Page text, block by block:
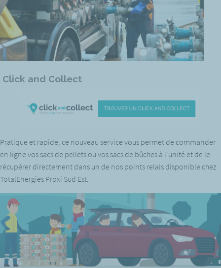
Click and Collect
Pratique et rapide, ce nouveau service vous permet de commander
en ligne vos sacs de pellets ou vos sacs de bûches à l'unité et de le
récupérer directement dans un de nos points relais disponible chez
TotalEnergies Proxi Sud Est.